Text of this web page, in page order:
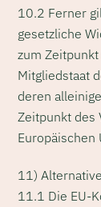
10.2 Ferner
gesetzliche
zum
Mitgliedstaat
deren
Zeitpunkt des
Europäischen
11)
11.1 Die EU-